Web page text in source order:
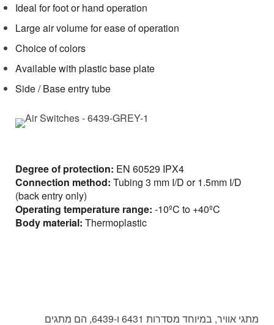
Ideal for foot or hand operation
Large air volume for ease of operation
Choice of colors
Available with plastic base plate
Side / Base entry tube
Degree of protection: EN 60529 IPX4
Connection method: Tubing 3 mm I/D or 1.5mm I/D
(back entry only)
Operating temperature range: -10ºC to +40ºC
Body material: Thermoplastic
מתגי אוויר, במיוחד מסדרות 6431 ו-6439, הם מתגים